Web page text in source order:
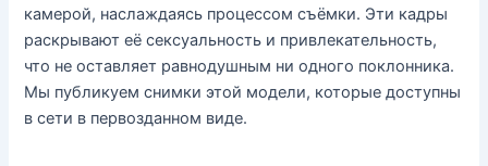
камерой, наслаждаясь процессом съёмки. Эти кадры
раскрывают её сексуальность и привлекательность,
что не оставляет равнодушным ни одного поклонника.
Мы публикуем снимки этой модели, которые доступны
в сети в первозданном виде.